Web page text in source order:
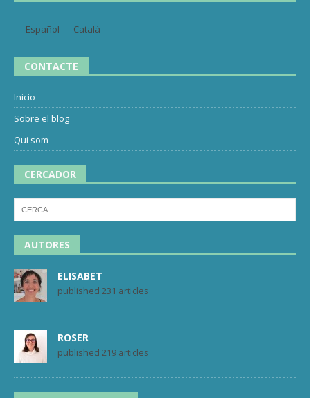
Español Català
CONTACTE
Inicio
Sobre el blog
Qui som
CERCADOR
AUTORES
ELISABET
published 231 articles
ROSER
published 219 articles